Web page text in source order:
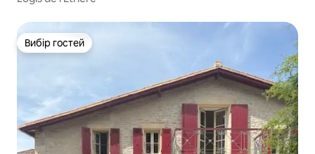
Вибір гостей
Вибір гостей